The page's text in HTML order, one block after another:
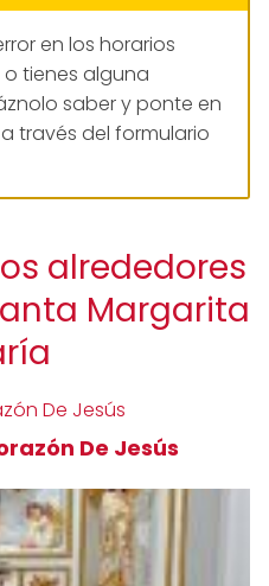
en los horarios
tienes alguna
saber y ponte en
través del formulario
alrededores
Margarita
De Jesús